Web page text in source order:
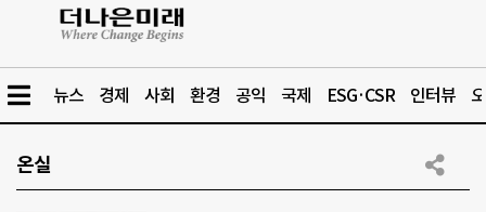
뉴스 경제 사회 환경 공익 국제 ESG·CSR 인터뷰
온실